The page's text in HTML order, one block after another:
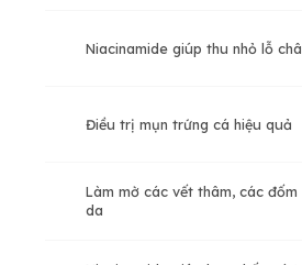
Niacinamide giúp thu nhỏ lỗ
Điều trị mụn trứng cá hiệu quả
Làm mờ các vết thâm, các
da